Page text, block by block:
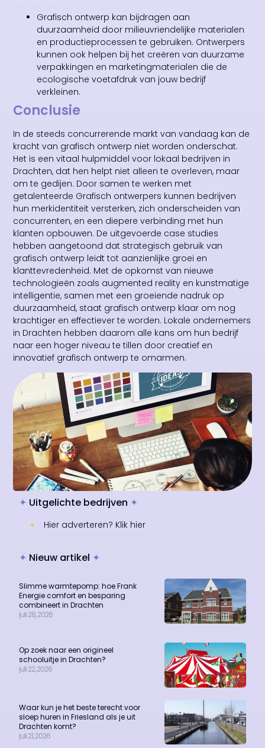
Grafisch ontwerp kan bijdragen aan
duurzaamheid door milieuvriendelijke materialen
en productieprocessen te gebruiken. Ontwerpers
kunnen ook helpen bij het creëren van duurzame
verpakkingen en marketingmaterialen die de
ecologische voetafdruk van jouw bedrijf
verkleinen.
Conclusie
In de steeds concurrerende markt van vandaag kan de
kracht van grafisch ontwerp niet worden onderschat.
Het is een vitaal hulpmiddel voor lokaal bedrijven in
Drachten, dat hen helpt niet alleen te overleven, maar
om te gedijen. Door samen te werken met
getalenteerde Grafisch ontwerpers kunnen bedrijven
hun merkidentiteit versterken, zich onderscheiden van
concurrenten, en een diepere verbinding met hun
klanten opbouwen. De uitgevoerde case studies
hebben aangetoond dat strategisch gebruik van
grafisch ontwerp leidt tot aanzienlijke groei en
klanttevredenheid. Met de opkomst van nieuwe
technologieën zoals augmented reality en kunstmatige
intelligentie, samen met een groeiende nadruk op
duurzaamheid, staat grafisch ontwerp klaar om nog
krachtiger en effectiever te worden. Lokale ondernemers
in Drachten hebben daarom alle kans om hun bedrijf
naar een hoger niveau te tillen door creatief en
innovatief grafisch ontwerp te omarmen.
✦ Uitgelichte bedrijven ✦
Hier adverteren? Klik hier
✦ Nieuw artikel ✦
Slimme warmtepomp: hoe Frank
Energie comfort en besparing
combineert in Drachten
juli 28, 2026
Op zoek naar een origineel
schooluitje in Drachten?
juli 22, 2026
Waar kun je het beste terecht voor
sloep huren in Friesland als je uit
Drachten komt?
juli 21, 2026